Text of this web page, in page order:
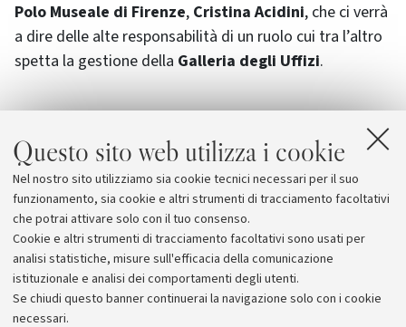
Questo sito web utilizza i cookie
Nel nostro sito utilizziamo sia cookie tecnici necessari per il suo
funzionamento, sia cookie e altri strumenti di tracciamento facoltativi
che potrai attivare solo con il tuo consenso.
Cookie e altri strumenti di tracciamento facoltativi sono usati per
analisi statistiche, misure sull'efficacia della comunicazione
istituzionale e analisi dei comportamenti degli utenti.
Se chiudi questo banner continuerai la navigazione solo con i cookie
necessari.
Polo Museale di Firenze, Cristina Acidini, che ci verrà
a dire delle alte responsabilità di un ruolo cui tra l’altro
spetta la gestione della Galleria degli Uffizi.
Allegati
Programma [600.5 KB]